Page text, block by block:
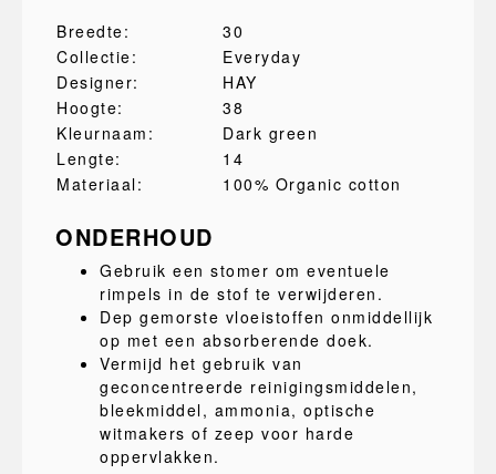
Breedte:
30
Collectie:
Everyday
Designer:
HAY
Hoogte:
38
Kleurnaam:
Dark green
Lengte:
14
Materiaal:
100% Organic cotton
ONDERHOUD
Gebruik een stomer om eventuele
rimpels in de stof te verwijderen.
Dep gemorste vloeistoffen onmiddellijk
op met een absorberende doek.
Vermijd het gebruik van
geconcentreerde reinigingsmiddelen,
bleekmiddel, ammonia, optische
witmakers of zeep voor harde
oppervlakken.